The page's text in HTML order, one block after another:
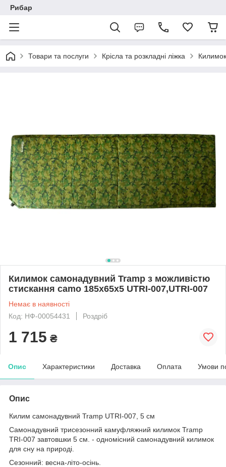
Рибар
Товари та послуги Крісла та розкладні ліжка
Килимок самонадувний Tramp з можливістю
стискання camo 185х65х5 UTRI-007,UTRI-007
Немає в наявності
Код: НФ-00054431
Роздріб
1 715 ₴
Опис Характеристики Доставка Оплата Умови
Опис
Килим самонадувний Tramp UTRI-007, 5 см
Самонадувний трисезонний камуфляжний килимок Tramp
TRI-007 завтовшки 5 см. - одномісний самонадувний килимок
для сну на природі.
Сезонний: весна-літо-осінь.